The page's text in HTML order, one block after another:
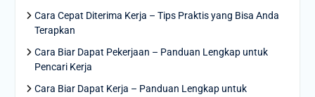
Cara Cepat Diterima Kerja – Tips Praktis yang Bisa Anda
Terapkan
Cara Biar Dapat Pekerjaan – Panduan Lengkap untuk
Pencari Kerja
Cara Biar Dapat Kerja – Panduan Lengkap untuk